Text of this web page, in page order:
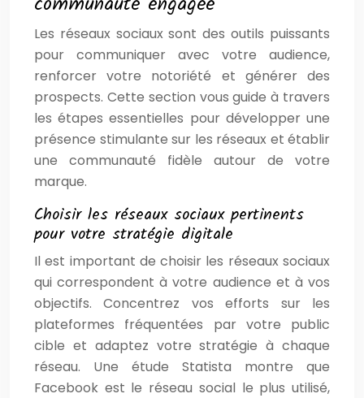
Les réseaux sociaux sont des outils puissants
pour communiquer avec votre audience,
renforcer votre notoriété et générer des
prospects. Cette section vous guide à travers
les étapes essentielles pour développer une
présence stimulante sur les réseaux et établir
une communauté fidèle autour de votre
marque.
Choisir les réseaux sociaux pertinents
pour votre stratégie digitale
Il est important de choisir les réseaux sociaux
qui correspondent à votre audience et à vos
objectifs. Concentrez vos efforts sur les
plateformes fréquentées par votre public
cible et adaptez votre stratégie à chaque
réseau. Une étude Statista montre que
Facebook est le réseau social le plus utilisé,